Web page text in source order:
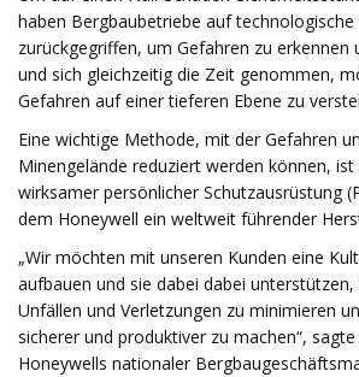
haben Bergbaubetriebe auf
zurückgegriffen, um Gefahren zu erkennen
und sich gleichzeitig die Zeit genommen,
Gefahren auf einer tieferen Ebene zu
Eine wichtige Methode, mit der Gefahren
Minengelände reduziert werden können,
wirksamer persönlicher Schutzausrüstung
dem Honeywell ein weltweit führender
„Wir möchten mit unseren Kunden eine
aufbauen und sie dabei dabei unterstützen,
Unfällen und Verletzungen zu minimieren
sicherer und produktiver zu machen“,
Honeywells nationaler